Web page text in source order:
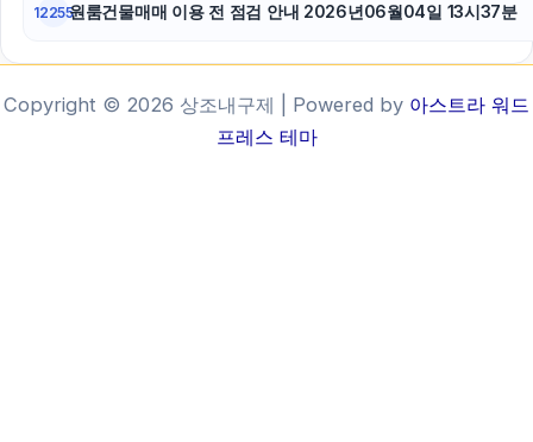
12255원룸건물매매 이용 전 점검 안내 2026년06월04일 13시37분
Copyright © 2026 상조내구제 | Powered by 아스트라 워드
프레스 테마